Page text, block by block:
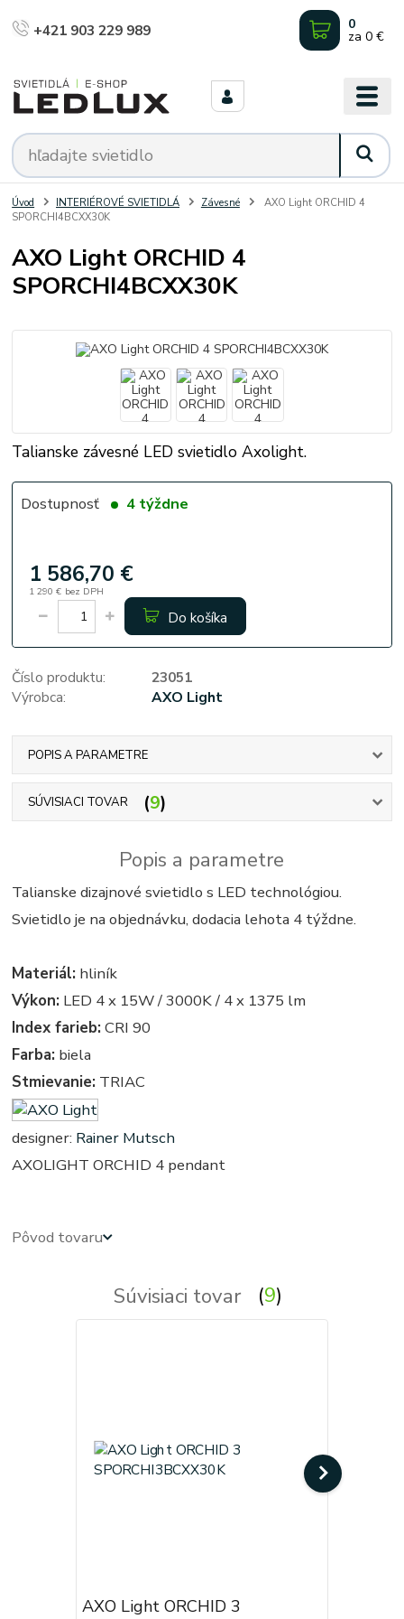
+421 903 229 989 0
za 0 €
Úvod INTERIÉROVÉ SVIETIDLÁ Závesné
AXO Light ORCHID 4
SPORCHI4BCXX30K
AXO Light ORCHID 4
SPORCHI4BCXX30K
Talianske závesné LED svietidlo Axolight.
Dostupnosť 4 týždne
1 586,70 €
1 290 € bez DPH
Do košíka
Číslo produktu:
23051
Výrobca:
AXO Light
POPIS A PARAMETRE
SÚVISIACI TOVAR 9
Popis a parametre
Talianske dizajnové svietidlo s LED technológiou.
Svietidlo je na objednávku, dodacia lehota 4 týždne.
Materiál: hliník
Výkon: LED 4 x 15W / 3000K / 4 x 1375 lm
Index farieb: CRI 90
Farba: biela
Stmievanie: TRIAC
designer: Rainer Mutsch
AXOLIGHT ORCHID 4 pendant
Pôvod tovaru
Súvisiaci tovar 9
AXO Light ORCHID 3